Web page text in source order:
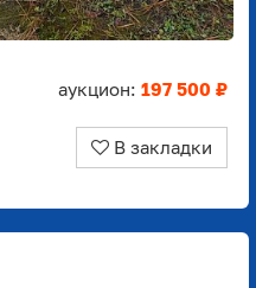
аукцион: 197 500 ₽
В закладки